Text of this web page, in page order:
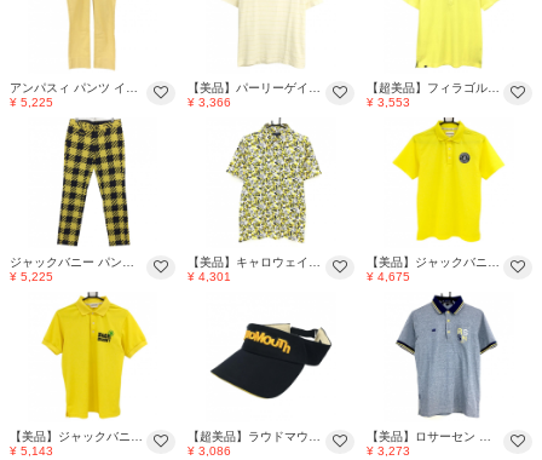
アンパスィ パンツ イエロー×白 総柄 表微起毛 メンズ 85 ゴルフウェア and per se
¥ 5,225
【美品】パーリーゲイツ Tシャツ ライトイエロー ボーダー メンズ 4(M) ゴルフウェア PEARLY GATES
¥ 3,366
【超美品】フィラゴルフ 半袖ポロシャツ イエロー×ネイビー ロゴ刺しゅう ボタンダウン メンズ M ゴルフウェア FILA GOLF
¥ 3,553
ジャックバニー パンツ イエロー×ネイビー ブロックチェック ストレッチ メンズ 4(M) ゴルフウェア Jack Bunny
¥ 5,225
【美品】キャロウェイ 半袖ポロシャツ 白×イエロー 総柄 メンズ LL ゴルフウェア Callaway
¥ 4,301
【美品】ジャックバニー 半袖ポロシャツ イエロー×黒 織生地 ロゴ刺しゅう メンズ 4(M) ゴルフウェア Jack Bunny
¥ 4,675
【美品】ジャックバニー 半袖ポロシャツ イエロー×黒 ロゴプリント メンズ 4(M) ゴルフウェア Jack Bunny
¥ 5,143
【超美品】ラウドマウス サンバイザー ネイビー×イエロー 立体ロゴ刺しゅう ゴルフウェア LOUDMOUTH
¥ 3,086
【美品】ロサーセン 半袖ポロシャツ 杢ネイビー系×イエロー系 襟・袖口ライン 胸ポケット付 メンズ M ゴルフウェア Rosasen
¥ 3,273